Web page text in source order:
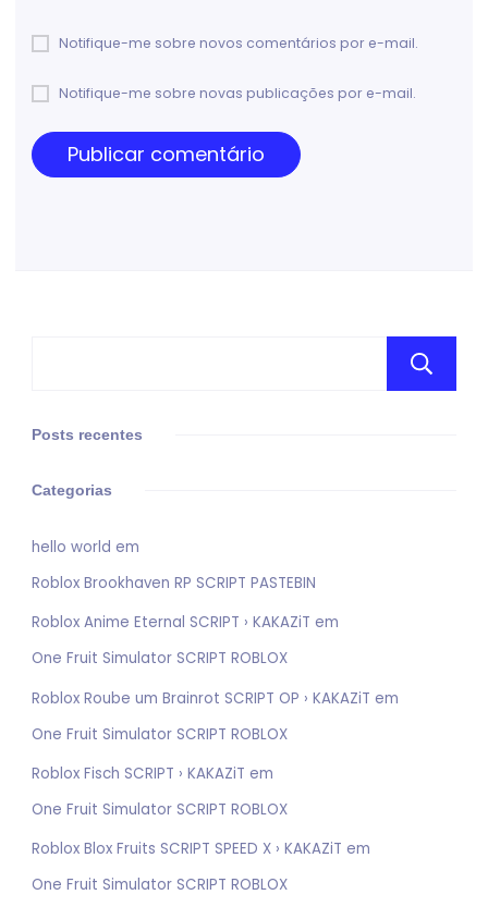
Notifique-me sobre novos comentários por e-mail.
Notifique-me sobre novas publicações por e-mail.
Posts recentes
Categorias
hello world em
Roblox Brookhaven RP SCRIPT PASTEBIN
Roblox Anime Eternal SCRIPT › KAKAZiT em
One Fruit Simulator SCRIPT ROBLOX
Roblox Roube um Brainrot SCRIPT OP › KAKAZiT em
One Fruit Simulator SCRIPT ROBLOX
Roblox Fisch SCRIPT › KAKAZiT em
One Fruit Simulator SCRIPT ROBLOX
Roblox Blox Fruits SCRIPT SPEED X › KAKAZiT em
One Fruit Simulator SCRIPT ROBLOX